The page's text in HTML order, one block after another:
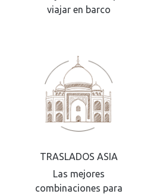
viajar en barco
TRASLADOS ASIA
Las mejores
combinaciones para